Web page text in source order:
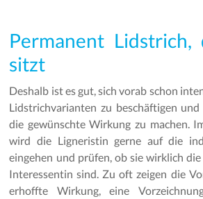
Permanent
sitzt
Deshalb ist es gut, sich vorab schon
Lidstrichvarianten zu beschäftigen
die gewünschte Wirkung zu machen.
wird die Ligneristin gerne auf die
eingehen und prüfen, ob sie wirklich
Interessentin sind. Zu oft zeigen die
erhoffte Wirkung, eine